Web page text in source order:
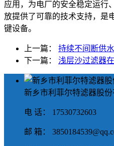
应用，为电厂的安全稳定运行
放提供了可靠的技术支持，是
键设备。
上一篇： 持续不间断供
下一篇： 浅层沙过滤器
新乡市利菲尔特滤器股份
电 话： 17530732603
邮 箱：